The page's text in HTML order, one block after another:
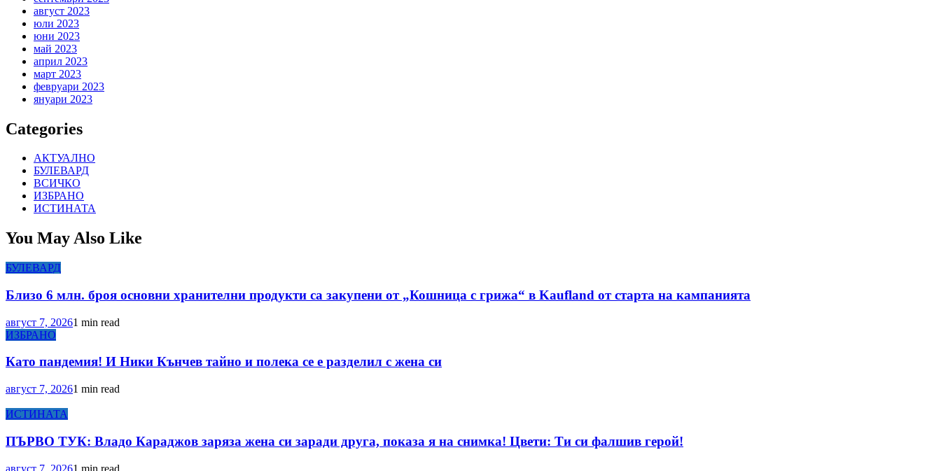
август 2023
юли 2023
юни 2023
май 2023
април 2023
март 2023
февруари 2023
януари 2023
Categories
АКТУАЛНО
БУЛЕВАРД
ВСИЧКО
ИЗБРАНО
ИСТИНАТА
You May Also Like
БУЛЕВАРД
Близо 6 млн. броя основни хранителни продукти са закупени от „Кошница с грижа“ в Kaufland от старта на кампанията
август 7, 20261 min read
ИЗБРАНО
Като пандемия! И Ники Кънчев тайно и полека се е разделил с жена си
август 7, 20261 min read
ИСТИНАТА
ПЪРВО ТУК: Владо Караджов заряза жена си заради друга, показа я на снимка! Цвети: Ти си фалшив герой!
август 7, 20261 min read